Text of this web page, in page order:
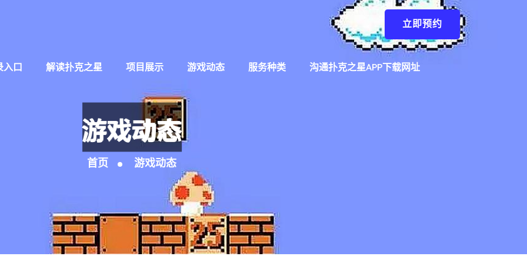
立即预约
入口 解读扑克之星 项目展示 游戏动态 服务种类 沟通扑克之星APP下载网址
游戏动态
首页 游戏动态